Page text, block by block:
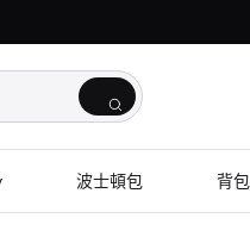
波士頓包 背包